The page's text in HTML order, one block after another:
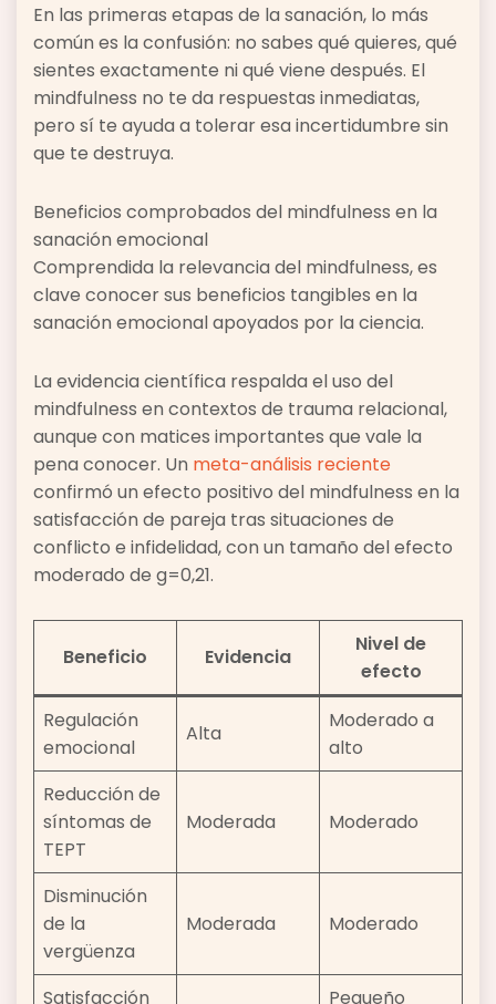
En las primeras etapas de la sanación, lo más
común es la confusión: no sabes qué quieres, qué
sientes exactamente ni qué viene después. El
mindfulness no te da respuestas inmediatas,
pero sí te ayuda a tolerar esa incertidumbre sin
que te destruya.
Beneficios comprobados del mindfulness en la
sanación emocional
Comprendida la relevancia del mindfulness, es
clave conocer sus beneficios tangibles en la
sanación emocional apoyados por la ciencia.
La evidencia científica respalda el uso del
mindfulness en contextos de trauma relacional,
aunque con matices importantes que vale la
pena conocer. Un meta-análisis reciente
confirmó un efecto positivo del mindfulness en la
satisfacción de pareja tras situaciones de
conflicto e infidelidad, con un tamaño del efecto
moderado de g=0,21.
Beneficio Evidencia
Nivel de
efecto
Regulación
emocional
Alta
Moderado a
alto
Reducción de
síntomas de
TEPT
Moderada Moderado
Disminución
de la
vergüenza
Moderada Moderado
Satisfacción Pequeño